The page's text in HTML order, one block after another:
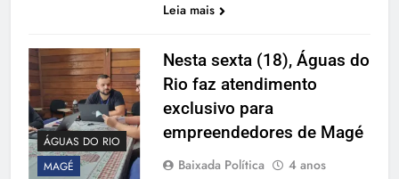
Leia mais
ÁGUAS DO RIO
MAGÉ
Nesta sexta (18), Águas do
Rio faz atendimento
exclusivo para
empreendedores de Magé
Baixada Política
4 anos